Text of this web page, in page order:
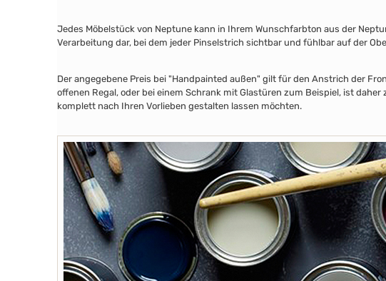
Jedes Möbelstück von Neptune kann in Ihrem Wunschfarbton aus der
Verarbeitung dar, bei dem jeder Pinselstrich sichtbar und fühlbar auf der
Der angegebene Preis bei "Handpainted außen" gilt für den Anstrich der
offenen Regal, oder bei einem Schrank mit Glastüren zum Beispiel, ist
komplett nach Ihren Vorlieben gestalten lassen möchten.